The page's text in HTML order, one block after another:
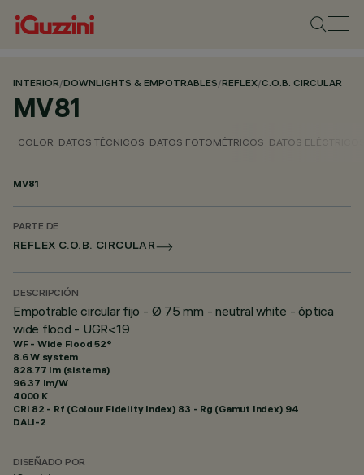
INTERIOR/DOWNLIGHTS & EMPOTRABLES/REFLEX/C.O.B. CIRCULAR
MV81
COLOR DATOS TÉCNICOS DATOS FOTOMÉTRICOS DATOS
MV81
PARTE DE
REFLEX C.O.B. CIRCULAR
DESCRIPCIÓN
Empotrable circular fijo - Ø 75 mm - neutral white - óptica
wide flood - UGR<19
WF - Wide Flood 52°
8.6 W system
828.77 lm (sistema)
96.37 lm/W
4000 K
CRI 82 - Rf (Colour Fidelity Index) 83 - Rg (Gamut Index) 94
DALI-2
DISEÑADO POR